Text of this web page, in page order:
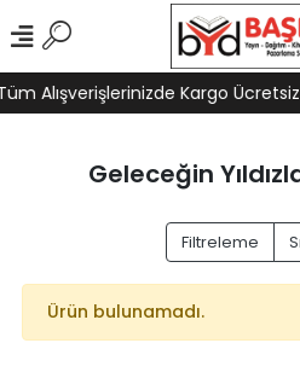
Alışverişlerinizde Kargo
Geleceğin
Filtreleme
Ürün bulunamadı.